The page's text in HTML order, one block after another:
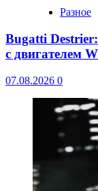
Разное
Bugatti
с двигателем
07.08.2026 0